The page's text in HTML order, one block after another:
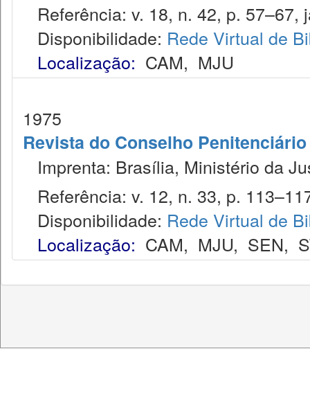
Referência: v. 18, n. 42, p. 57–67,
Disponibilidade: Rede Virtual de
Localização: CAM, MJU
1975
Revista do Conselho
Imprenta: Brasília, Ministério da
Referência: v. 12, n. 33, p.
Disponibilidade: Rede Virtual de
Localização: CAM, MJU, SEN,